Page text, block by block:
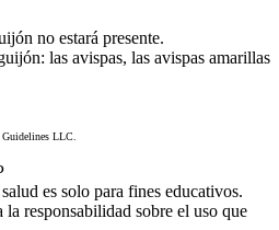
no estará presente.
las avispas, las avispas amarillas
LLC.
es solo para fines educativos.
la responsabilidad sobre el uso que